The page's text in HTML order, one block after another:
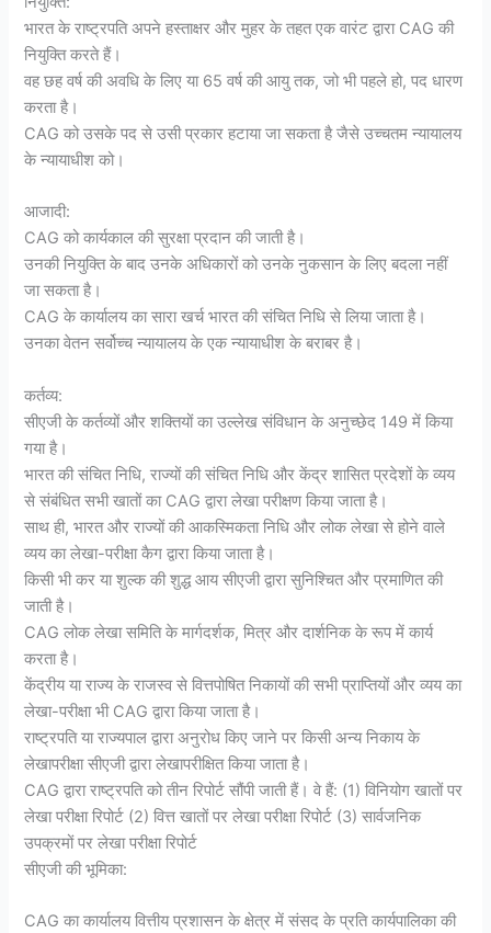
भारत के राष्ट्रपति अपने हस्ताक्षर और मुहर के तहत एक वारंट द्वारा CAG की
नियुक्ति करते हैं।
वह छह वर्ष की अवधि के लिए या 65 वर्ष की आयु तक, जो भी पहले हो, पद धारण
करता है।
CAG को उसके पद से उसी प्रकार हटाया जा सकता है जैसे उच्चतम न्यायालय
के न्यायाधीश को।
आजादी:
CAG को कार्यकाल की सुरक्षा प्रदान की जाती है।
उनकी नियुक्ति के बाद उनके अधिकारों को उनके नुकसान के लिए बदला नहीं
जा सकता है।
CAG के कार्यालय का सारा खर्च भारत की संचित निधि से लिया जाता है।
उनका वेतन सर्वोच्च न्यायालय के एक न्यायाधीश के बराबर है।
कर्तव्य:
सीएजी के कर्तव्यों और शक्तियों का उल्लेख संविधान के अनुच्छेद 149 में किया
गया है।
भारत की संचित निधि, राज्यों की संचित निधि और केंद्र शासित प्रदेशों के व्यय
से संबंधित सभी खातों का CAG द्वारा लेखा परीक्षण किया जाता है।
साथ ही, भारत और राज्यों की आकस्मिकता निधि और लोक लेखा से होने वाले
व्यय का लेखा-परीक्षा कैग द्वारा किया जाता है।
किसी भी कर या शुल्क की शुद्ध आय सीएजी द्वारा सुनिश्चित और प्रमाणित की
जाती है।
CAG लोक लेखा समिति के मार्गदर्शक, मित्र और दार्शनिक के रूप में कार्य
करता है।
केंद्रीय या राज्य के राजस्व से वित्तपोषित निकायों की सभी प्राप्तियों और व्यय का
लेखा-परीक्षा भी CAG द्वारा किया जाता है।
राष्ट्रपति या राज्यपाल द्वारा अनुरोध किए जाने पर किसी अन्य निकाय के
लेखापरीक्षा सीएजी द्वारा लेखापरीक्षित किया जाता है।
CAG द्वारा राष्ट्रपति को तीन रिपोर्ट सौंपी जाती हैं। वे हैं: (1) विनियोग खातों पर
लेखा परीक्षा रिपोर्ट (2) वित्त खातों पर लेखा परीक्षा रिपोर्ट (3) सार्वजनिक
उपक्रमों पर लेखा परीक्षा रिपोर्ट
सीएजी की भूमिका:
CAG का कार्यालय वित्तीय प्रशासन के क्षेत्र में संसद के प्रति कार्यपालिका की